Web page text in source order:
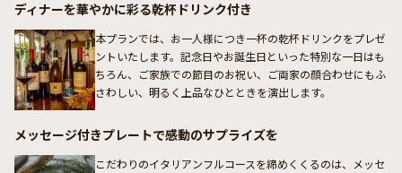
ディナーを華やかに彩る乾杯ドリンク付き
本プランでは、お一人様につき一杯の乾杯ドリンクをプレゼ
ントいたします。記念日やお誕生日といった特別な一日はも
ちろん、ご家族での節目のお祝い、ご両家の顔合わせにもふ
さわしい、明るく上品なひとときを演出します。
メッセージ付きプレートで感動のサプライズを
こだわりのイタリアンフルコースを締めくくるのは、メッセ